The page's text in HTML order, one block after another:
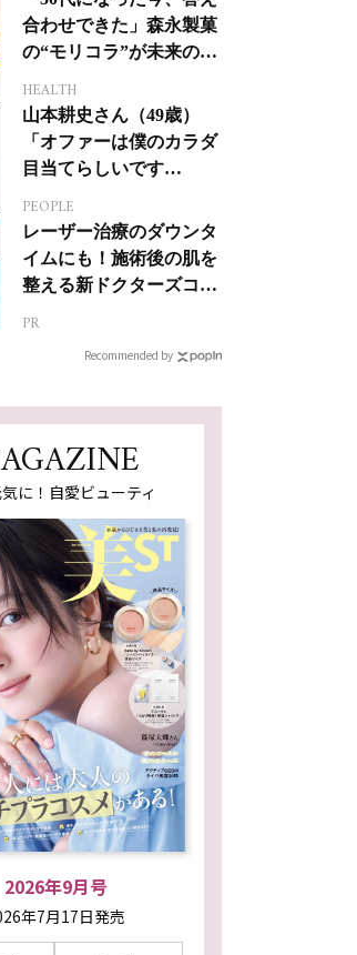
合わせできた」森永製菓
の“モリコラ”が未来のキ
HEALTH
山本耕史さん（49歳）
「オファーは僕のカラダ
目当てらしいです
ジカルへの挑戦
PEOPLE
レーザー治療のダウンタ
イムにも！施術後の肌を
整える新ドクターズコス
PR
Recommended by
に！自愛ビューティ
2026年9月号
年7月17日発売